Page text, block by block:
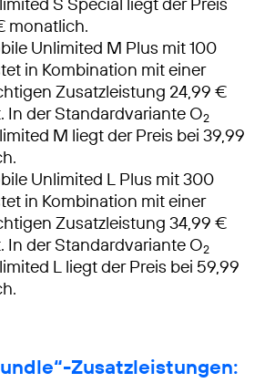
monatlich.
Unlimited M Plus mit 100
in Kombination mit einer
Zusatzleistung 24,99 €
In der Standardvariante O2
M liegt der Preis bei 39,99
Unlimited L Plus mit 300
in Kombination mit einer
Zusatzleistung 34,99 €
In der Standardvariante O2
L liegt der Preis bei 59,99
Zusatzleistungen: